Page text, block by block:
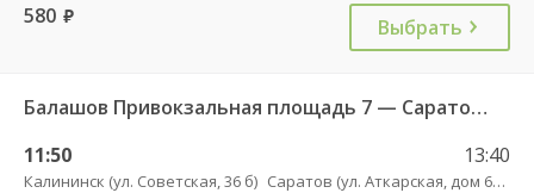
580 руб. Выбрать
Балашов Привокзальная площадь 7 — Саратов АВ Центральный (ул им Пугачева 179 А) 603-1
11:50
Калининск (ул. Советская, 36 б)
13:40
Саратов (ул. Аткарская, дом 66 А)